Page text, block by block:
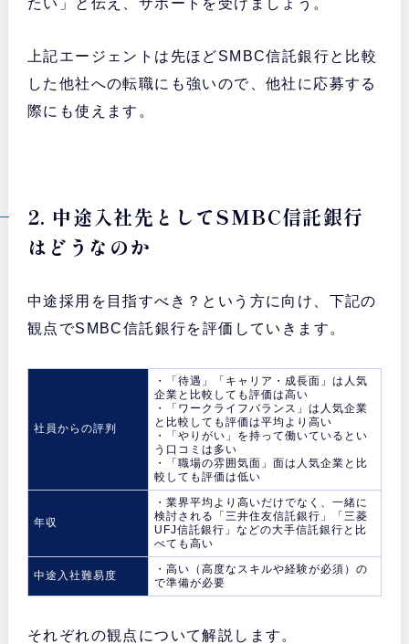
上記エージェントは先ほどSMBC信託銀行と比較
した他社への転職にも強いので、他社に応募する
際にも使えます。
2. 中途入社先としてSMBC信託銀行
はどうなのか
中途採用を目指すべき？という方に向け、下記の
観点でSMBC信託銀行を評価していきます。
社員からの評判
・「待遇」「キャリア・成長面」は人気
企業と比較しても評価は高い
・「ワークライフバランス」は人気企業
と比較しても評価は平均より高い
・「やりがい」を持って働いているとい
う口コミは多い
・「職場の雰囲気面」面は人気企業と比
較しても評価は低い
年収
・業界平均より高いだけでなく、一緒に
検討される「三井住友信託銀行」「三菱
UFJ信託銀行」などの大手信託銀行と比
べても高い
中途入社難易度
・高い（高度なスキルや経験が必須）の
で準備が必要
それぞれの観点について解説します。